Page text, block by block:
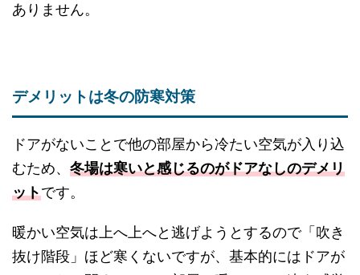
ありません。
デメリットは冬の防寒対策
ドアがないことで他の部屋から冷たい空気が入り込
むため、 冬場は寒いと感じるのがドアなしのデメリ
ットです。
暖かい空気は上へ上へと逃げようとするので「吹き
抜け階段」ほど寒くないですが、基本的にはドアが